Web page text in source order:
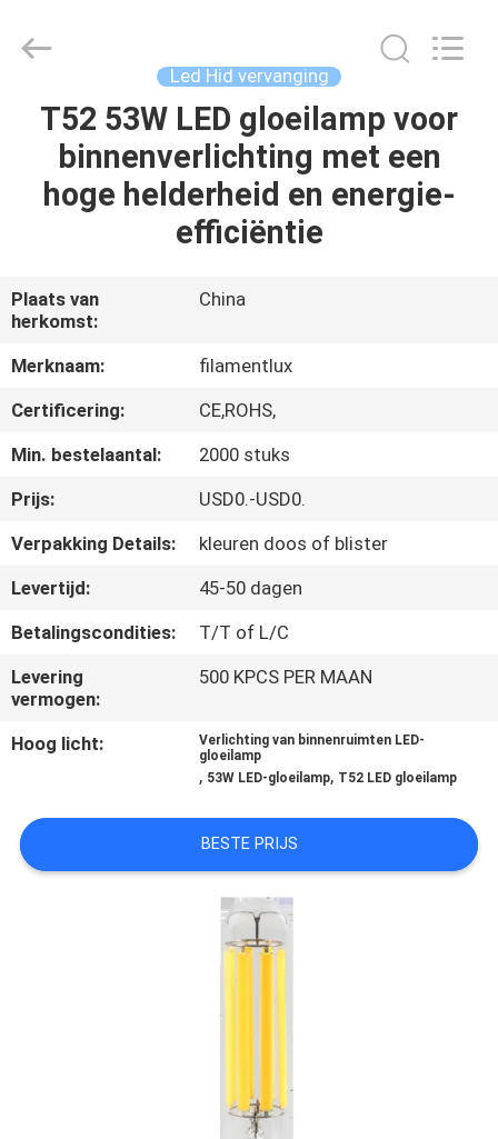
HUIS
PRODUCTEN
ONS
FABRIEKSREIS
KWALITEITSCONTROLE
CONTACTEER
ONS
VERZOEK
CITAAT
SITEMAP
PRIVACY
POLICY
Technology
Reserved.
Led Hid vervanging
T52 53W LED gloeilamp voor
binnenverlichting met een
hoge helderheid en energie-
efficiëntie
Plaats van
herkomst:
China
Merknaam:
filamentlux
Certificering:
CE,ROHS,
Min. bestelaantal:
2000 stuks
Prijs:
USD0.-USD0.
Verpakking Details:
kleuren doos of blister
Levertijd:
45-50 dagen
Betalingscondities:
T/T of L/C
Levering
vermogen:
500 KPCS PER MAAN
Hoog licht:
Verlichting van binnenruimten LED-
gloeilamp
, 53W LED-gloeilamp, T52 LED gloeilamp
BESTE PRIJS